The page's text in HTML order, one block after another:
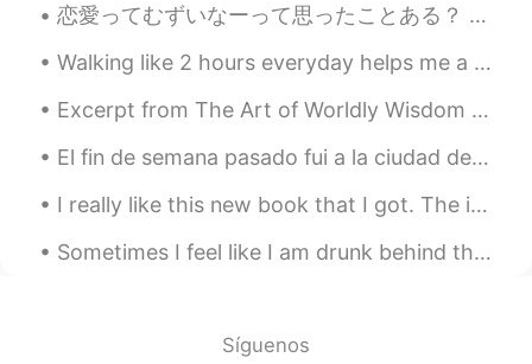
lucky 王乐乐
ENKM CN JP
@Actaeon 🤗
Actaeon 2021.03.17 21:26
@lucky 王乐乐
It's my honor to hear it
from you🙏🏻
恋愛ってむずいなーって思ったことある？ 恋愛が本当に好き嫌いがある人いる？私は本当にある。 相手のことを同感してサポートしたりすると逆効果人いない？矛盾で、自分で助けてって言われたら助けたら距...
Walking like 2 hours everyday helps me a lot during these difficult times. I’m a really anxious p...
Excerpt from The Art of Worldly Wisdom by Baltasar Gracián. lv Wait. It's a sign of a noble hea...
El fin de semana pasado fui a la ciudad de Bristol. Fue muy hermoso. Mi actividad favorita fue ca...
I really like this new book that I got. The illustrations are really nice. Apparently my Chinese ...
Sometimes I feel like I am drunk behind the wheel The wheel of possibility, however it may roll G...
Síguenos